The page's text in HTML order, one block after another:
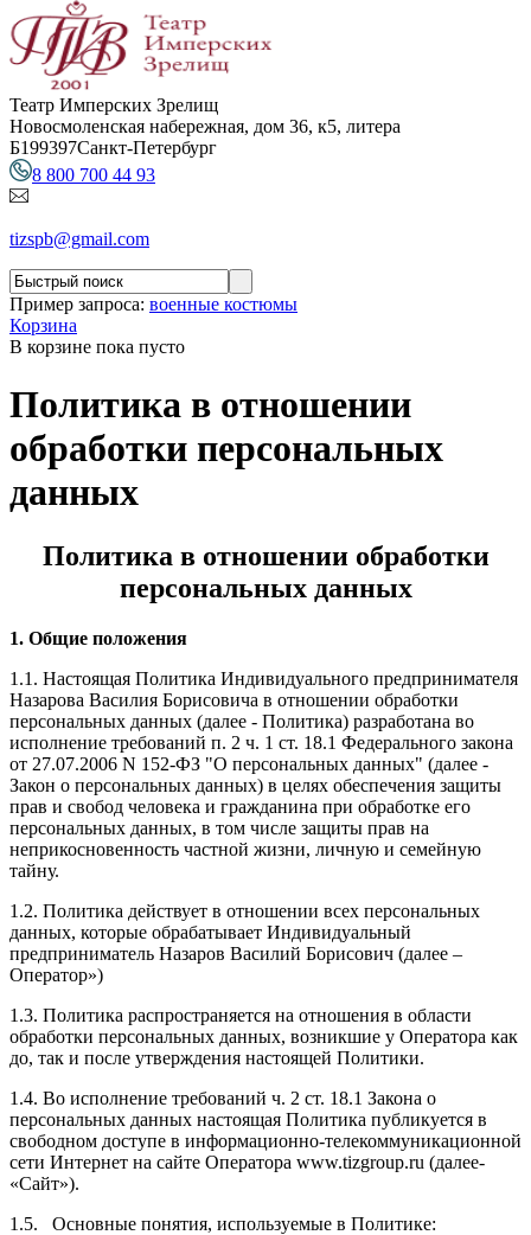
Театр Имперских Зрелищ
Новосмоленская набережная, дом 36, к5, литера
Б199397Санкт-Петербург
8 800 700 44 93
tizspb@gmail.com
Пример запроса: военные костюмы
Корзина
В корзине пока пусто
Политика в отношении
обработки персональных
данных
Политика в отношении обработки
персональных данных
1. Общие положения
1.1. Настоящая Политика Индивидуального предпринимателя
Назарова Василия Борисовича в отношении обработки
персональных данных (далее - Политика) разработана во
исполнение требований п. 2 ч. 1 ст. 18.1 Федерального закона
от 27.07.2006 N 152-ФЗ "О персональных данных" (далее -
Закон о персональных данных) в целях обеспечения защиты
прав и свобод человека и гражданина при обработке его
персональных данных, в том числе защиты прав на
неприкосновенность частной жизни, личную и семейную
тайну.
1.2. Политика действует в отношении всех персональных
данных, которые обрабатывает Индивидуальный
предприниматель Назаров Василий Борисович (далее –
Оператор»)
1.3. Политика распространяется на отношения в области
обработки персональных данных, возникшие у Оператора как
до, так и после утверждения настоящей Политики.
1.4. Во исполнение требований ч. 2 ст. 18.1 Закона о
персональных данных настоящая Политика публикуется в
свободном доступе в информационно-телекоммуникационной
сети Интернет на сайте Оператора www.tizgroup.ru (далее-
«Сайт»).
1.5. Основные понятия, используемые в Политике: